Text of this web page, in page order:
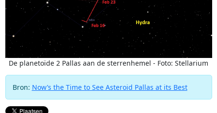
De planetoïde 2 Pallas aan de sterrenhemel - Foto: Stellarium
Bron: Now’s the Time to See Asteroid Pallas at its Best